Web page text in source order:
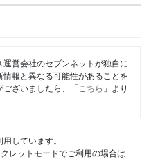
営会社のセブンネットが独自に
報と異なる可能性があることを
ございましたら、「 こちら 」より
用しています。
レットモードでご利用の場合は